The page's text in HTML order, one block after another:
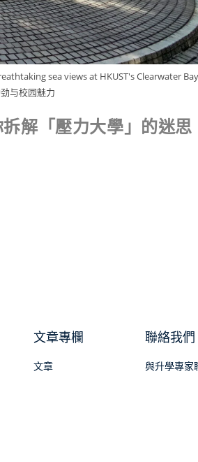
sea views at HKUST's Clearwater Bay
与校园魅力
解「壓力大學」的迷思
文章專欄
文章
聯絡我們
與升學專家